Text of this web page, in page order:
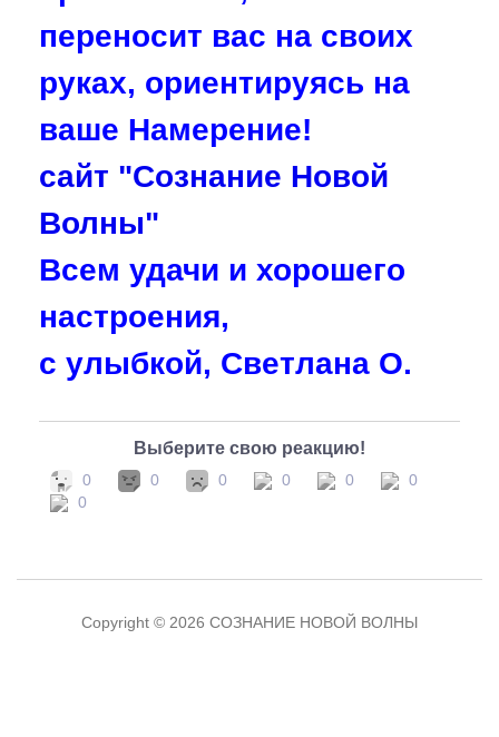
переносит вас на своих
руках, ориентируясь на
ваше Намерение!
сайт "Сознание Новой
Волны"
Всем удачи и хорошего
настроения,
с улыбкой, Светлана О.
Выберите свою реакцию!
0 0 0 0 0
0
0
Copyright © 2026 СОЗНАНИЕ НОВОЙ ВОЛНЫ